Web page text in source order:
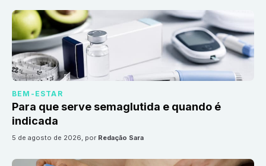
BEM-ESTAR
Para que serve semaglutida e quando é
indicada
5 de agosto de 2026, por Redação Sara